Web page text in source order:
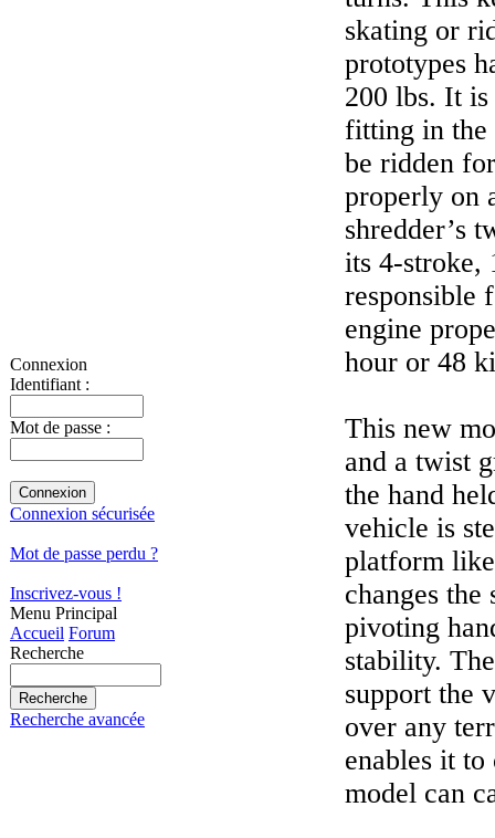
Connexion
Identifiant :
Mot de passe :
Connexion sécurisée
Mot de passe perdu ?
Inscrivez-vous !
Menu Principal
Accueil Forum
Recherche
Recherche avancée
skating or
prototypes
200 lbs. It is
fitting in the
be ridden
properly on
shredder’s
its 4-stroke,
responsible
engine
hour or 48
This new
and a twist
the hand
vehicle is
platform
changes
pivoting
stability.
support the
over any
enables it
model can